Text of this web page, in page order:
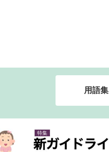
用語集
特集